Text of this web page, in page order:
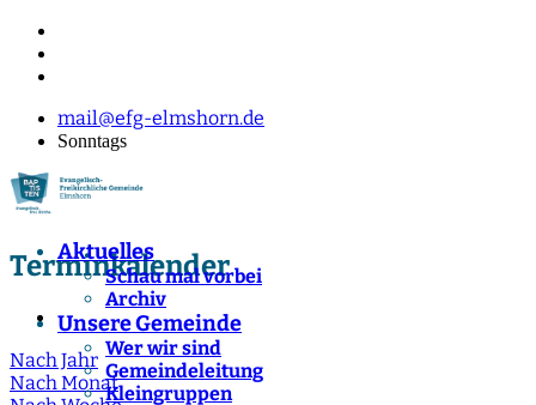
mail@efg-elmshorn.de
Sonntags
Aktuelles
Schau mal vorbei
Archiv
Unsere Gemeinde
Wer wir sind
Gemeindeleitung
Kleingruppen
Terminkalender
Nach Jahr
Nach Monat